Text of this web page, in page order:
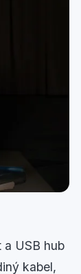
USB hub
kabel,